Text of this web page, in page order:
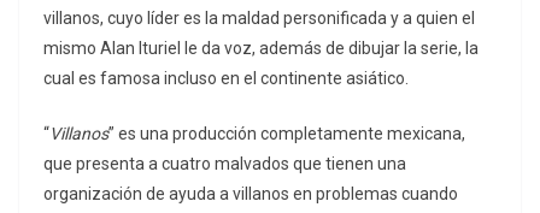
villanos, cuyo líder es la maldad personificada y a quien el
mismo Alan Ituriel le da voz, además de dibujar la serie, la
cual es famosa incluso en el continente asiático.
“Villanos” es una producción completamente mexicana,
que presenta a cuatro malvados que tienen una
organización de ayuda a villanos en problemas cuando